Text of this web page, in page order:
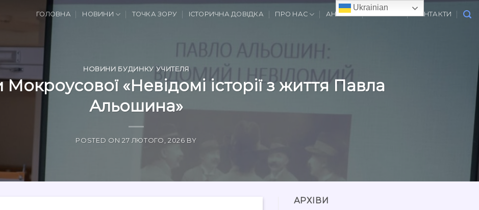
ГОЛОВНА НОВИНИ ТОЧКА ЗОРУ ІСТОРИЧНА ДОВІДКА ПРО НАС АНОНСИ ВАКАНСІЇ КОНТАКТИ
НОВИНИ БУДИНКУ УЧИТЕЛЯ
«Невідомі історії з життя Павла
Альошина»
POSTED ON 27 ЛЮТОГО, 2026 BY
АРХІВИ
Ukrainian